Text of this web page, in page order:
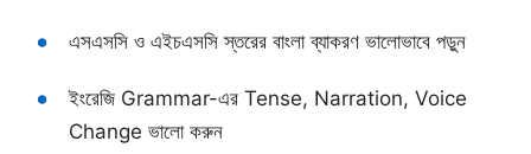
এসএসসি ও এইচএসসি স্তরের বাংলা ব্যাকরণ ভালোভাবে পড়ুন
ইংরেজি Grammar-এর Tense, Narration, Voice
Change ভালো করুন